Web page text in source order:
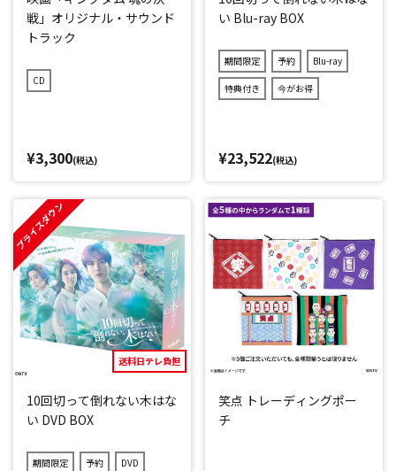
戦」オリジナル・サウンド
トラック
CD
¥3,300(税込)
い Blu-ray BOX
期間限定 予約 Blu-ray
特典付き 今がお得
¥23,522(税込)
送料日テレ負担
10回切って倒れない木はな
い DVD BOX
プライスダウン
期間限定 予約 DVD
笑点 トレーディングポー
チ